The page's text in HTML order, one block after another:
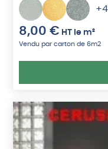
+4
8,00€ HT le m²
Vendu par carton de 6m2